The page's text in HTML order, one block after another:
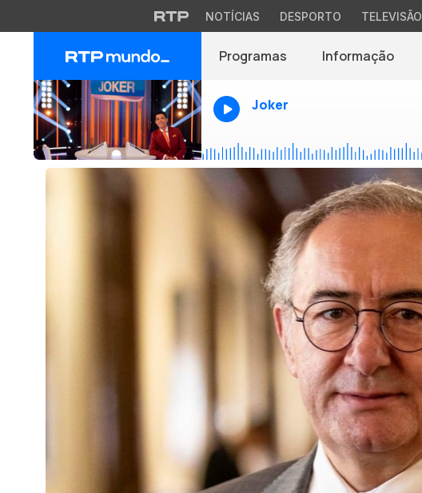
NOTÍCIAS DESPORTO TELEVISÃO
Programas Informação
Joker